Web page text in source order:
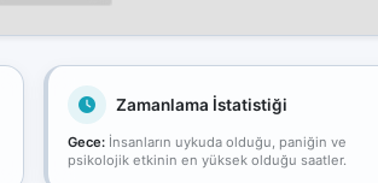
Zamanlama İstatistiği
Gece:İnsanların uykuda olduğu, paniğin ve
psikolojik etkinin en yüksek olduğu saatler.